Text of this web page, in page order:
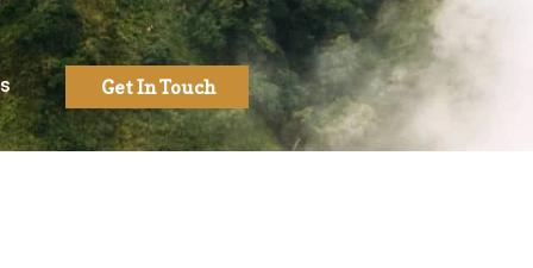
Get In Touch